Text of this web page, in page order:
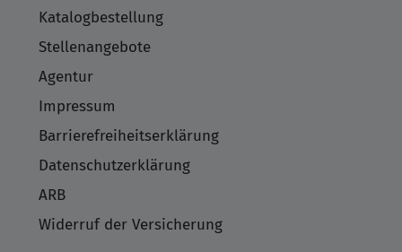
Katalogbestellung
Stellenangebote
Agentur
Impressum
Barrierefreiheitserklärung
Datenschutzerklärung
ARB
Widerruf der Versicherung